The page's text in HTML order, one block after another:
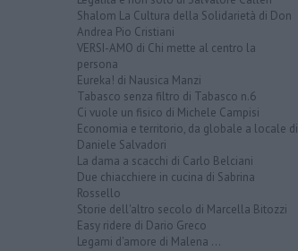
Shalom La Cultura della Solidarietà di Don
Andrea Pio Cristiani
VERSI-AMO di Chi mette al centro la
persona
Eureka! di Nausica Manzi
Tabasco senza filtro di Tabasco n.6
Ci vuole un fisico di Michele Campisi
Economia e territorio, da globale a locale di
Daniele Salvadori
La dama a scacchi di Carlo Belciani
Due chiacchiere in cucina di Sabrina
Rossello
Storie dell'altro secolo di Marcella Bitozzi
Easy ridere di Dario Greco
Legami d'amore di Malena ...